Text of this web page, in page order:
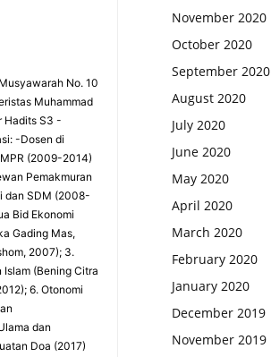
No. 10
Muhammad
Hadits S3 -
-Dosen di
(2009-2014)
Pemakmuran
dan SDM (2008-
Bid Ekonomi
Gading Mas,
2007); 3.
(Bening Citra
6. Otonomi
dan
Doa (2017)
November 2020
October 2020
September 2020
August 2020
July 2020
June 2020
May 2020
April 2020
March 2020
February 2020
January 2020
December 2019
November 2019